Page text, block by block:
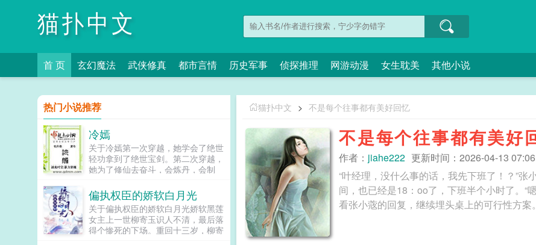
猫扑中文
首 页 玄幻魔法 武侠修真 都市言情 历史军事 侦探推理 网游动漫 女生耽美 其他小说
猫扑中文 > 不是每个往事都有美好回忆
不是每个往事都有美好
作者： jiahe222 更新时间：2026-04-13
“叶经理，没什么事的话，我先下班了！？”
间，也已经是18：oo了，下班半个小时了。“
看张小蔲的回复，继续埋头桌上的可行性方案。
热门小说推荐
冷嫣
关于冷嫣第一次穿越，她学会了绝世
轻功拿到了绝世宝剑。第二次穿越，
她为了修仙去奋斗，会炼丹，会制
法宝一枚。第三次穿越，要宅斗？我
勒个去，小小四方天井，就想困住我
一介仙人？小妾姨娘来者不绝，来一
个虐一个，来一双虐一对儿。第四次
穿越，要种田？种田就种田，不知道
偏执权臣的娇软白月光
关于偏执权臣的娇软白月光娇软黑莲
女主上一世柳寄玉识人不清，最后落
得个惨死的下场。重回十三岁，柳寄